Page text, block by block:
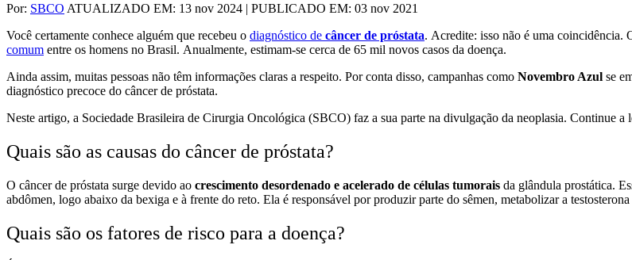
Por: SBCO ATUALIZADO EM: 13 nov 2024 | PUBLICADO EM: 03 nov 2021
Você certamente conhece alguém que recebeu o diagnóstico de câncer de próstata. Acredite: isso não é uma coincidência.
comum entre os homens no Brasil. Anualmente, estimam-se cerca de 65 mil novos casos da doença.
Ainda assim, muitas pessoas não têm informações claras a respeito. Por conta disso, campanhas como Novembro Azul se
diagnóstico precoce do câncer de próstata.
Neste artigo, a Sociedade Brasileira de Cirurgia Oncológica (SBCO) faz a sua parte na divulgação da neoplasia. Continue a
Quais são as causas do câncer de próstata?
O câncer de próstata surge devido ao crescimento desordenado e acelerado de células tumorais da glândula prostática.
abdômen, logo abaixo da bexiga e à frente do reto. Ela é responsável por produzir parte do sêmen, metabolizar a
Quais são os fatores de risco para a doença?